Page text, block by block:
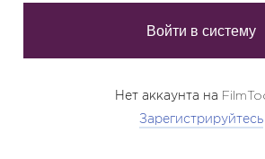
Нет аккаунта на
Зарегистрируйтесь